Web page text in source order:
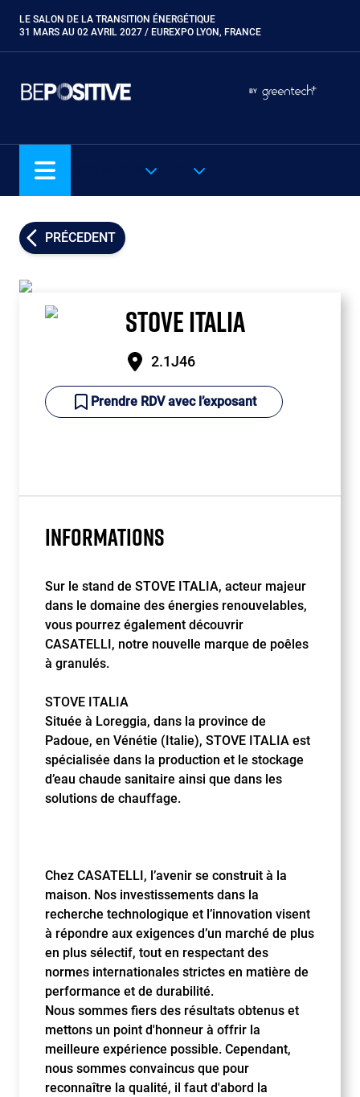
contenu
Paragraphes
LE SALON DE LA TRANSITION ÉNERGÉTIQUE
31 MARS AU 02 AVRIL 2027 / EUREXPO LYON, FRANCE
Paragraphes Paragraphes
BY
Piscine Global
PRÉCEDENT
STOVE ITALIA
2.1J46
Prendre RDV avec l’exposant
INFORMATIONS
Sur le stand de STOVE ITALIA, acteur majeur
dans le domaine des énergies renouvelables,
vous pourrez également découvrir
CASATELLI, notre nouvelle marque de poêles
à granulés.
STOVE ITALIA
Située à Loreggia, dans la province de
Padoue, en Vénétie (Italie), STOVE ITALIA est
spécialisée dans la production et le stockage
d’eau chaude sanitaire ainsi que dans les
solutions de chauffage.
Chez CASATELLI, l’avenir se construit à la
maison. Nos investissements dans la
recherche technologique et l’innovation visent
à répondre aux exigences d’un marché de plus
en plus sélectif, tout en respectant des
normes internationales strictes en matière de
performance et de durabilité.
Nous sommes fiers des résultats obtenus et
mettons un point d'honneur à offrir la
meilleure expérience possible. Cependant,
nous sommes convaincus que pour
reconnaître la qualité, il faut d'abord la